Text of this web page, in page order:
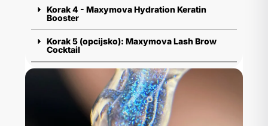
Korak 4 - Maxymova Hydration Keratin
Booster
Korak 5 (opcijsko): Maxymova Lash Brow
Cocktail